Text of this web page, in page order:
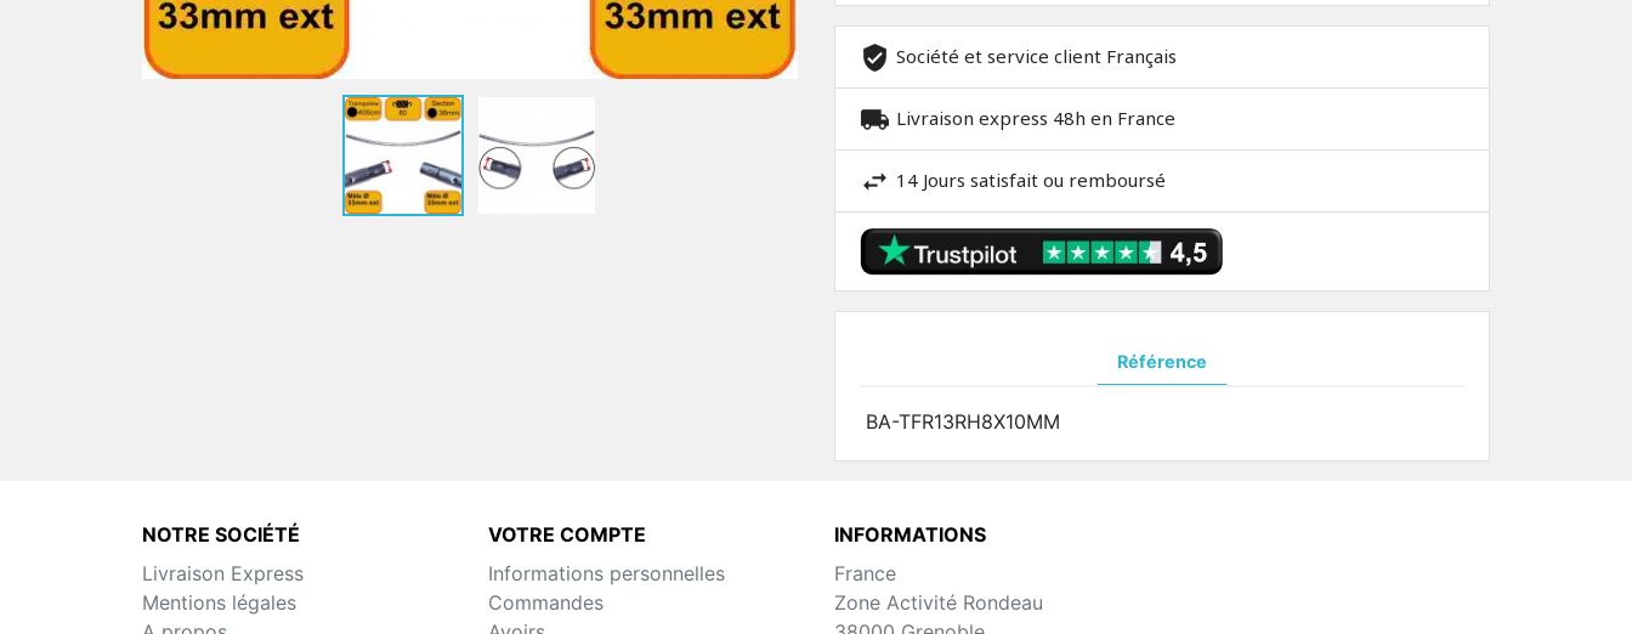
Société et service client Français
Livraison express 48h en France
14 Jours satisfait ou remboursé
Référence
BA-TFR13RH8X10MM
NOTRE SOCIÉTÉ
Livraison Express
Mentions légales
VOTRE COMPTE
Informations personnelles
Commandes
INFORMATIONS
France
Zone Activité Rondeau